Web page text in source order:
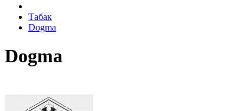
Табак
Dogma
Dogma